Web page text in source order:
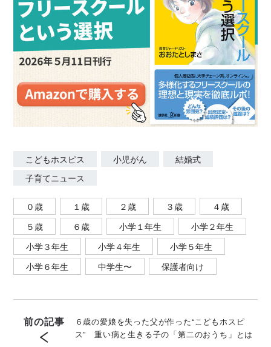
こどもホスピス 小児がん
結婚式
子育てニュース
０歳 １歳 ２歳 ３歳
４歳
５歳
６歳 小学１年生
小学２年生
小学３年生
小学４年生
小学５年生
小学６年生
中学生〜 保護者向け
前の記事
６歳の愛娘を失った父が作った“こどもホスピ
ス” 重い病と生きる子の「第二のおうち」とは